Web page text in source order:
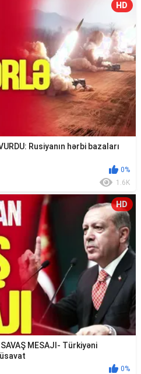
HD
Rusiyanın hərbi bazaları
0%
1.6K
HD
MESAJI- Türkiyəni
0%